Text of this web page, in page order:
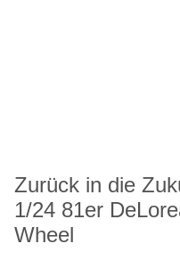
Zurück in die
1/24 81er
Wheel